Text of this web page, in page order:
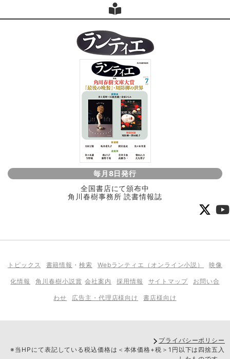
毎月8日発行
全国書店にて頒布中
角川春樹事務所 読書情報誌
トピックス 書籍情報 ・検索 Webランティエ（オンライン小説） 映像
化情報 角川春樹小説賞 会社案内 採用情報 サイトマップ お問い合
わせ 広告主・代理店様向け 書店様向け
プライバシーポリシー
※当HPにて表記している税込価格は＜本体価格+税＞1円以下は四捨五入